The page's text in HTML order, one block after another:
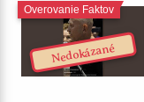
Nedokázané
Overovanie Faktov